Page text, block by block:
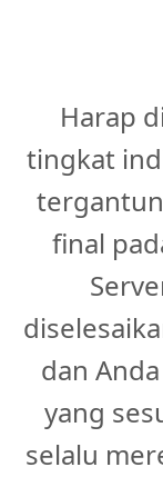
Harap
tingkat
final
dan
yang
selalu